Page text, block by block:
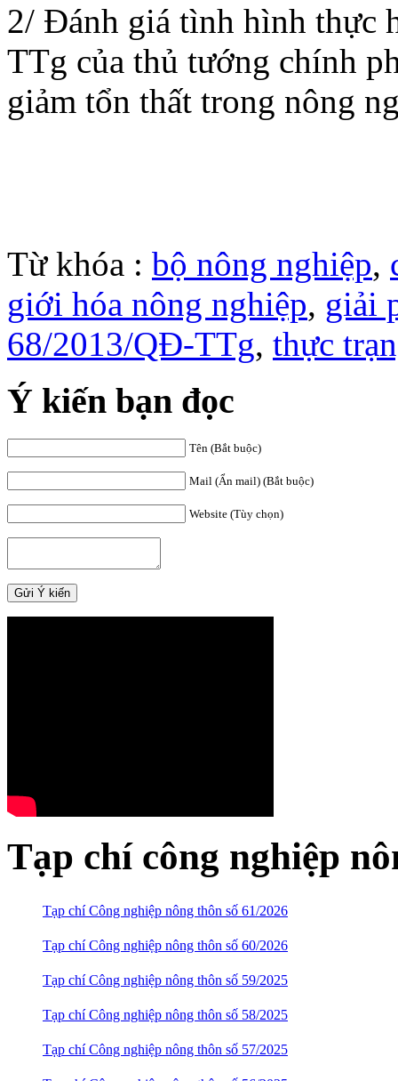
2/ Đánh giá tình hình thực
TTg của thủ tướng chính
giảm tổn thất trong nông
Từ khóa : bộ nông nghiệp,
giới hóa nông nghiệp, giải
68/2013/QĐ-TTg, thực
Ý kiến bạn đọc
Tên (Bắt buộc)
Mail (Ẩn mail) (Bắt buộc)
Website (Tùy chọn)
Tạp chí công nghiệp
Tạp chí Công nghiệp nông thôn số 61/2026
Tạp chí Công nghiệp nông thôn số 60/2026
Tạp chí Công nghiệp nông thôn số 59/2025
Tạp chí Công nghiệp nông thôn số 58/2025
Tạp chí Công nghiệp nông thôn số 57/2025